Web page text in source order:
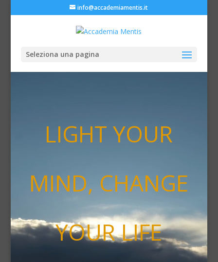
info@accademiamentis.it
Seleziona una pagina
LIGHT YOUR
MIND, CHANGE
YOUR LIFE